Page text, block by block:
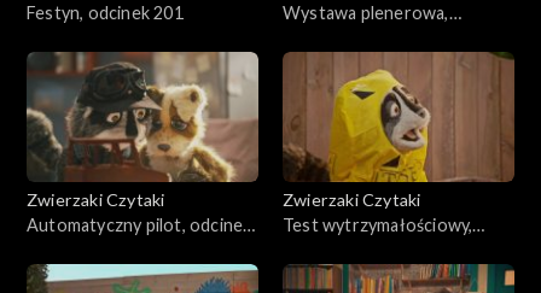
Festyn, odcinek 201
Wystawa plenerowa,
Zwierzaki Czytaki
Automatyczny pilot, odcinek
Zwierzaki Czytaki
Test wytrzymałościowy,